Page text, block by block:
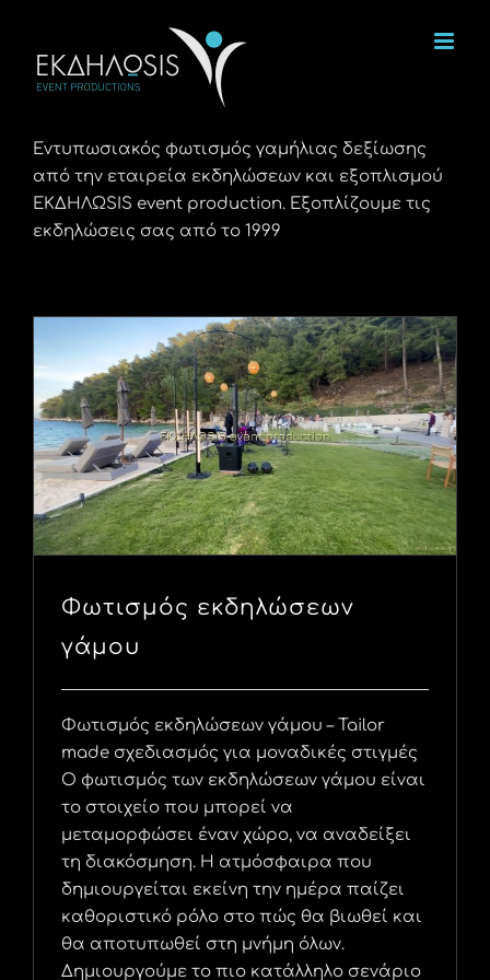
περιεχόμενο
Εντυπωσιακός φωτισμός γαμήλιας δεξίωσης
από την εταιρεία εκδηλώσεων και εξοπλισμού
ΕΚΔΗΛΩSIS event production. Εξοπλίζουμε τις
εκδηλώσεις σας από το 1999
Φωτισμός εκδηλώσεων
γάμου
Φωτισμός εκδηλώσεων γάμου – Tailor
made σχεδιασμός για μοναδικές στιγμές
Ο φωτισμός των εκδηλώσεων γάμου είναι
το στοιχείο που μπορεί να
μεταμορφώσει έναν χώρο, να αναδείξει
τη διακόσμηση. Η ατμόσφαιρα που
δημιουργείται εκείνη την ημέρα παίζει
καθοριστικό ρόλο στο πώς θα βιωθεί και
θα αποτυπωθεί στη μνήμη όλων.
Δημιουργούμε το πιο κατάλληλο σενάριο